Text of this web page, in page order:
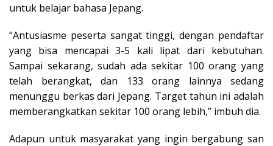
untuk belajar bahasa Jepang.
“Antusiasme peserta sangat tinggi, dengan pendaftar
yang bisa mencapai 3-5 kali lipat dari kebutuhan.
Sampai sekarang, sudah ada sekitar 100 orang yang
telah berangkat, dan 133 orang lainnya sedang
menunggu berkas dari Jepang. Target tahun ini adalah
memberangkatkan sekitar 100 orang lebih,” imbuh dia.
Adapun untuk masyarakat yang ingin bergabung san